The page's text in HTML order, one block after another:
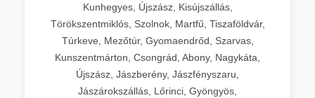
Kunhegyes, Újszász, Kisújszállás,
Törökszentmiklós, Szolnok, Martfű, Tiszaföldvár,
Túrkeve, Mezőtúr, Gyomaendrőd, Szarvas,
Kunszentmárton, Csongrád, Abony, Nagykáta,
Újszász, Jászberény, Jászfényszaru,
Jászárokszállás, Lőrinci, Gyöngyös,